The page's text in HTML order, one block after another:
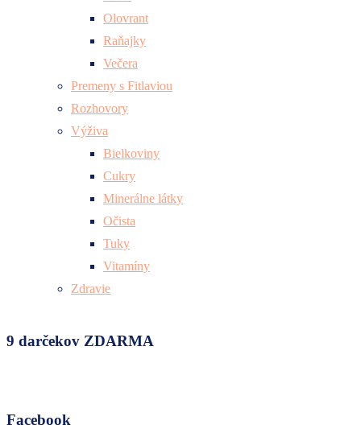
Olovrant
Raňajky
Večera
Premeny s Fitlaviou
Rozhovory
Výživa
Bielkoviny
Cukry
Minerálne látky
Očista
Tuky
Vitamíny
Zdravie
9 darčekov ZDARMA
Facebook